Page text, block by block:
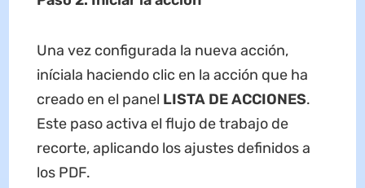
Una vez configurada la nueva acción,
iníciala haciendo clic en la acción que ha
creado en el panel LISTA DE ACCIONES.
Este paso activa el flujo de trabajo de
recorte, aplicando los ajustes definidos a
los PDF.